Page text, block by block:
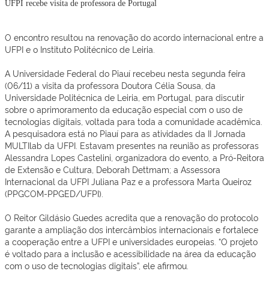
UFPI recebe visita de professora de Portugal
O encontro resultou na renovação do acordo internacional entre a
UFPI e o Instituto Politécnico de Leiria.
A Universidade Federal do Piauí recebeu nesta segunda feira
(06/11) a visita da professora Doutora Célia Sousa, da
Universidade Politécnica de Leiria, em Portugal, para discutir
sobre o aprimoramento da educação especial com o uso de
tecnologias digitais, voltada para toda a comunidade acadêmica.
A pesquisadora está no Piauí para as atividades da II Jornada
MULTIlab da UFPI. Estavam presentes na reunião as professoras
Alessandra Lopes Castelini, organizadora do evento, a Pró-Reitora
de Extensão e Cultura, Deborah Dettmam; a Assessora
Internacional da UFPI Juliana Paz e a professora Marta Queiroz
(PPGCOM-PPGED/UFPI).
O Reitor Gildásio Guedes acredita que a renovação do protocolo
garante a ampliação dos intercâmbios internacionais e fortalece
a cooperação entre a UFPI e universidades europeias. “O projeto
é voltado para a inclusão e acessibilidade na área da educação
com o uso de tecnologias digitais”, ele afirmou.